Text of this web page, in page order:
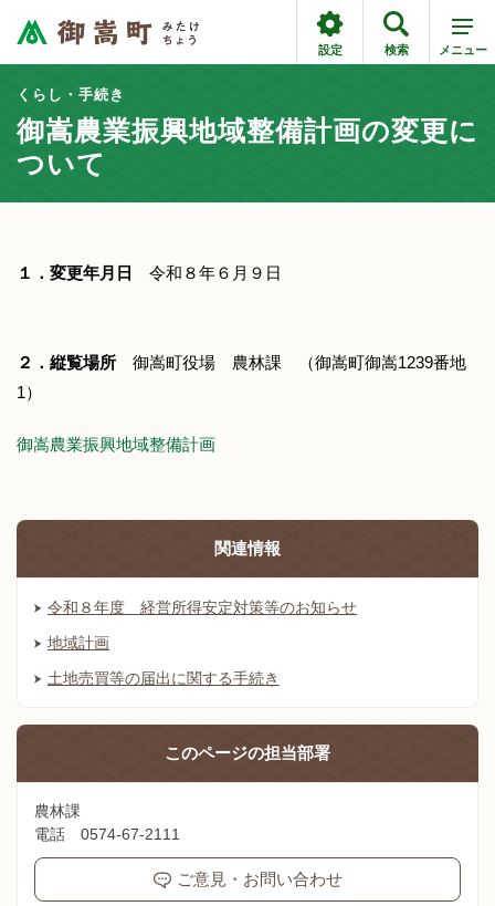
設定 検索 メニュー
くらし・手続き
御嵩農業振興地域整備計画の変更に
ついて
１．変更年月日 令和８年６月９日
２．縦覧場所 御嵩町役場 農林課 （御嵩町御嵩1239番地
1）
御嵩農業振興地域整備計画
関連情報
令和８年度 経営所得安定対策等のお知らせ
地域計画
土地売買等の届出に関する手続き
このページの担当部署
農林課
電話 0574-67-2111
ご意見・お問い合わせ